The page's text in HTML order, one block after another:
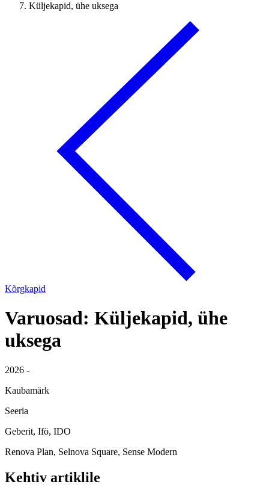
Küljekapid, ühe uksega
Kõrgkapid
Varuosad: Küljekapid, ühe
uksega
2026 -
Kaubamärk
Seeria
Geberit, Ifö, IDO
Renova Plan, Selnova Square, Sense Modern
Kehtiv artiklile